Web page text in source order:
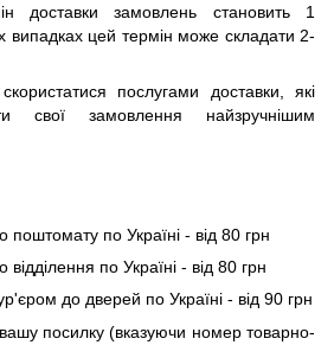
доставки замовлень становить 1
випадках цей термін може складати 2-
послугами доставки, які
свої замовлення найзручнішим
по Україні - від 80 грн
по Україні - від 80 грн
до дверей по Україні - від 90 грн
посилку (вказуючи номер товарно-